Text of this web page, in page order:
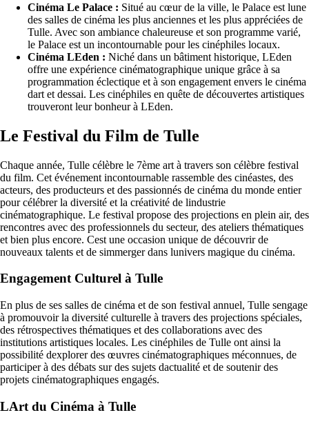
Cinéma Le Palace : Situé au cœur de la ville, le Palace est lune
des salles de cinéma les plus anciennes et les plus appréciées de
Tulle. Avec son ambiance chaleureuse et son programme varié,
le Palace est un incontournable pour les cinéphiles locaux.
Cinéma LEden : Niché dans un bâtiment historique, LEden
offre une expérience cinématographique unique grâce à sa
programmation éclectique et à son engagement envers le cinéma
dart et dessai. Les cinéphiles en quête de découvertes artistiques
trouveront leur bonheur à LEden.
Le Festival du Film de Tulle
Chaque année, Tulle célèbre le 7ème art à travers son célèbre festival
du film. Cet événement incontournable rassemble des cinéastes, des
acteurs, des producteurs et des passionnés de cinéma du monde entier
pour célébrer la diversité et la créativité de lindustrie
cinématographique. Le festival propose des projections en plein air, des
rencontres avec des professionnels du secteur, des ateliers thématiques
et bien plus encore. Cest une occasion unique de découvrir de
nouveaux talents et de simmerger dans lunivers magique du cinéma.
Engagement Culturel à Tulle
En plus de ses salles de cinéma et de son festival annuel, Tulle sengage
à promouvoir la diversité culturelle à travers des projections spéciales,
des rétrospectives thématiques et des collaborations avec des
institutions artistiques locales. Les cinéphiles de Tulle ont ainsi la
possibilité dexplorer des œuvres cinématographiques méconnues, de
participer à des débats sur des sujets dactualité et de soutenir des
projets cinématographiques engagés.
LArt du Cinéma à Tulle